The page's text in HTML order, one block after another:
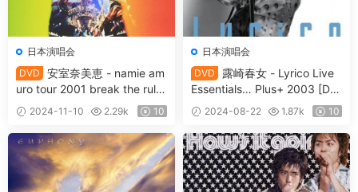
日本演唱会
DVD
安室奈美恵 - namie am
uro tour 2001 break the rule
s (FC Limited Edition) 2003
[DVD ISO 7.64GB]
2024-11-10 2.29k 10
日本演唱会
DVD
露崎春女 - Lyrico Live
Essentials… Plus+ 2003 [DV
D ISO 6.4GB]
2024-08-22 1.87k 10